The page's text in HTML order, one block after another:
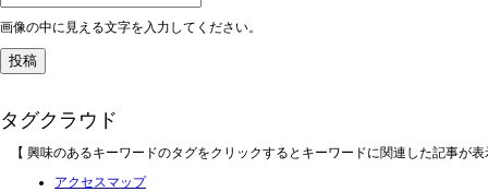
画像の中に見える文字を入力してください。
タグクラウド
【 興味のあるキーワードのタグをクリックするとキーワードに関連した記事が
アクセスマップ